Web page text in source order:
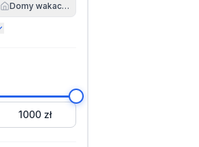
Domy wakacyjne
1000 zł